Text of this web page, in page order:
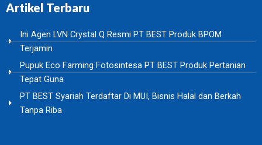
Artikel Terbaru
Ini Agen LVN Crystal Q Resmi PT BEST Produk BPOM
Terjamin
Pupuk Eco Farming Fotosintesa PT BEST Produk Pertanian
Tepat Guna
PT BEST Syariah Terdaftar Di MUI, Bisnis Halal dan Berkah
Tanpa Riba